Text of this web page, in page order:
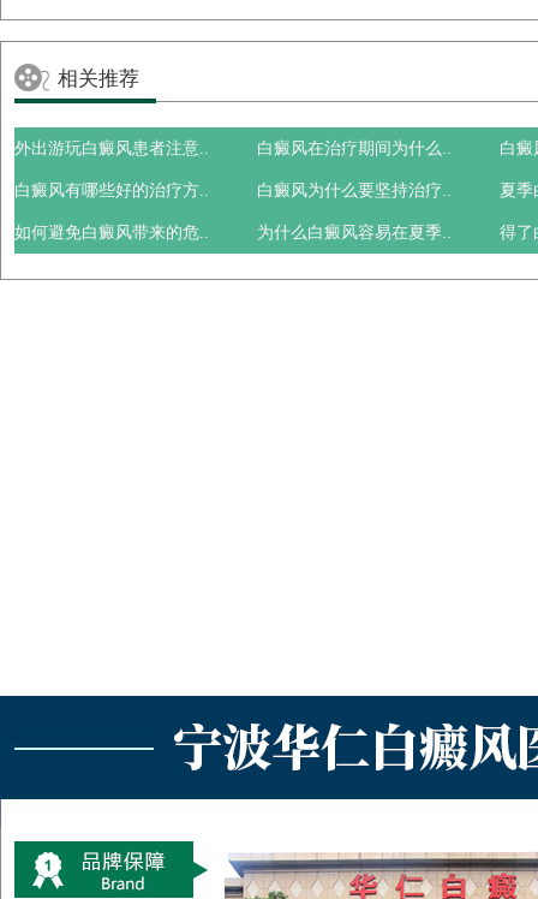
癜风需要怎么调整自己?
相关推荐
外出游玩白癜风患者注意.. 白癜风在治疗期间为什么.. 白癜
白癜风有哪些好的治疗方.. 白癜风为什么要坚持治疗.. 夏季
如何避免白癜风带来的危.. 为什么白癜风容易在夏季.. 得了